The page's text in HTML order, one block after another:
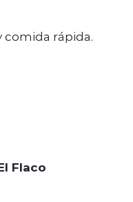
rápida.
Flaco